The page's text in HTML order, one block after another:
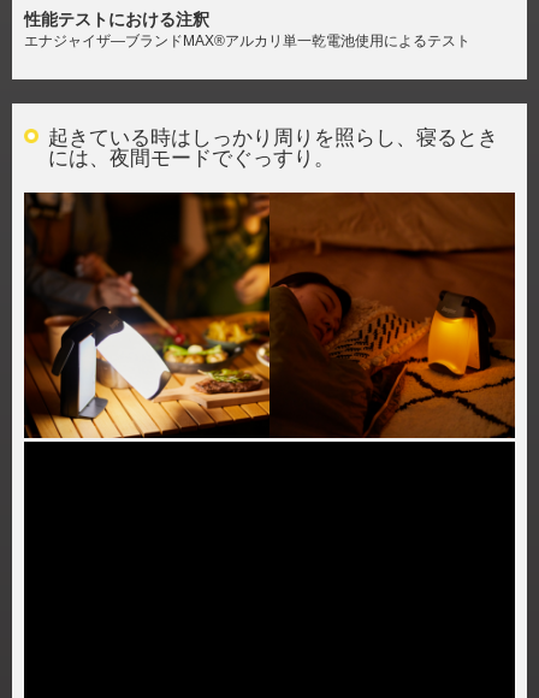
性能テストにおける注釈
エナジャイザ―ブランドMAX®アルカリ単一乾電池使用によるテスト
起きている時はしっかり周りを照らし、寝るとき
には、夜間モードでぐっすり。